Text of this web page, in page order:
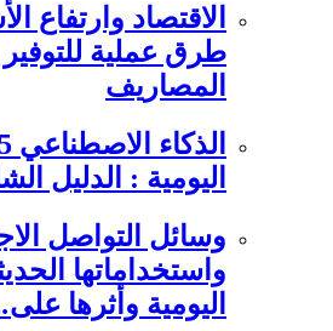
طرق عملية للتوفير
المصاريف
اليومية : الدليل
وسائل التواصل
واستخداماتها
اليومية وأثرها